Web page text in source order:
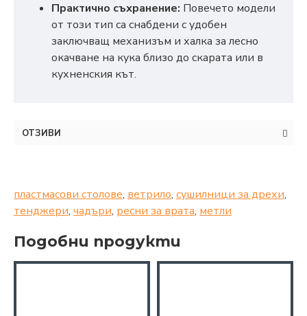
Практично съхранение: Повечето модели
от този тип са снабдени с удобен
заключващ механизъм и халка за лесно
окачване на кука близо до скарата или в
кухненския кът.
ОТЗИВИ
пластмасови столове, ветрило, сушилници за дрехи,
тенджери, чадъри, ресни за врата, метли
Подобни продукти